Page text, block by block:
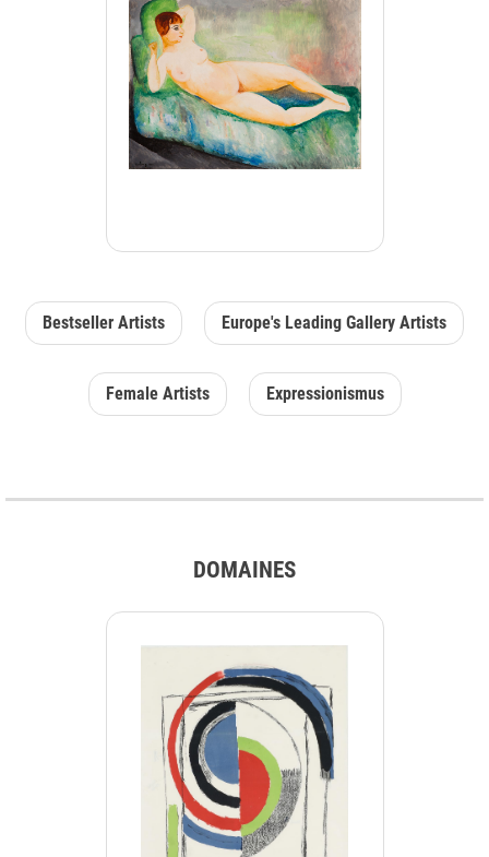
Bestseller Artists Europe's Leading Gallery Artists
Female Artists Expressionismus
DOMAINES